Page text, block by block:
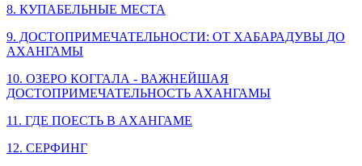
8. КУПАБЕЛЬНЫЕ МЕСТА
9. ДОСТОПРИМЕЧАТЕЛЬНОСТИ: ОТ ХАБАРАДУВЫ ДО
АХАНГАМЫ
10. ОЗЕРО КОГГАЛА - ВАЖНЕЙШАЯ
ДОСТОПРИМЕЧАТЕЛЬНОСТЬ АХАНГАМЫ
11. ГДЕ ПОЕСТЬ В АХАНГАМЕ
12. СЕРФИНГ